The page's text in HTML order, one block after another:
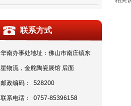
联系方式
华南办事处地址：佛山市南庄镇东
星物流，金舵陶瓷展馆 后面
邮政编码： 528200
联系电话： 0757-85396158